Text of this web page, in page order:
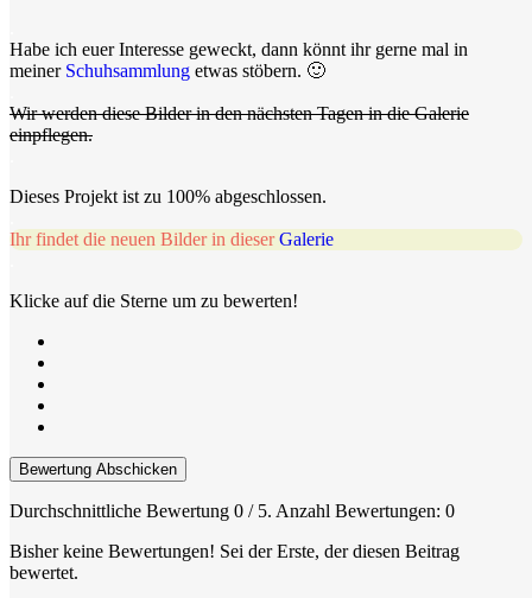
Habe ich euer Interesse geweckt, dann könnt ihr gerne mal in
meiner Schuhsammlung etwas stöbern. 🙂
Wir werden diese Bilder in den nächsten Tagen in die Galerie
einpflegen.
Dieses Projekt ist zu 100% abgeschlossen.
Ihr findet die neuen Bilder in dieserGalerie
Klicke auf die Sterne um zu bewerten!
Bewertung Abschicken
Durchschnittliche Bewertung 0 / 5. Anzahl Bewertungen: 0
Bisher keine Bewertungen! Sei der Erste, der diesen Beitrag
bewertet.